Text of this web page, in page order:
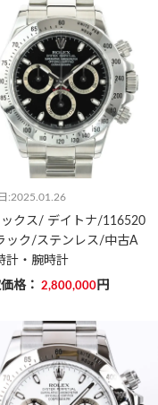
:2025.01.26
ックス/ デイトナ/116520
ック/ステンレス/中古A
計・腕時計
格： 2,800,000 円